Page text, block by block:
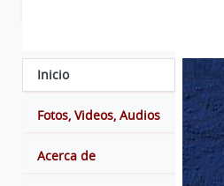
Inicio
Fotos, Videos, Audios
Acerca de